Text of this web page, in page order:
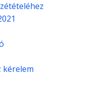
kérelem